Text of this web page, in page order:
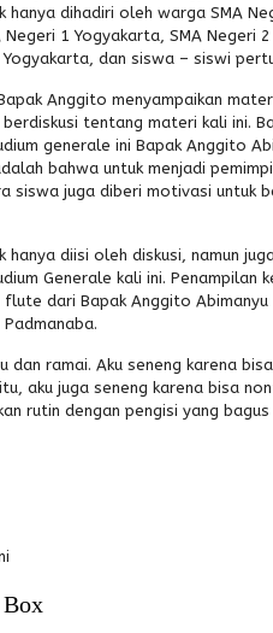
hanya dihadiri oleh warga SMA
Negeri 1 Yogyakarta, SMA Negeri
dan siswa – siswi
Anggito menyampaikan
tentang materi kali ini.
generale ini Bapak Anggito
bahwa untuk menjadi
siswa juga diberi motivasi untuk
hanya diisi oleh diskusi, namun
Generale kali ini.
dari Bapak Anggito
dan ramai. Aku seneng karena
aku juga seneng karena bisa
rutin dengan pengisi yang
Box